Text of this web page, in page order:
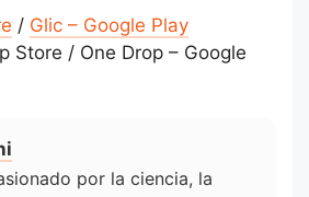
/ Glic – Google Play
Store / One Drop – Google
por la ciencia, la